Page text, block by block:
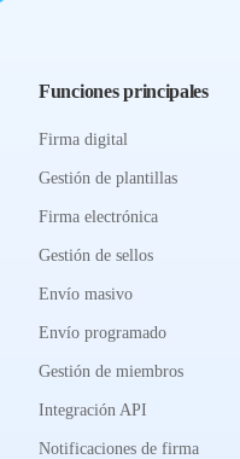
Funciones principales
Firma digital
Gestión de plantillas
Firma electrónica
Gestión de sellos
Envío masivo
Envío programado
Gestión de miembros
Integración API
Notificaciones de firma